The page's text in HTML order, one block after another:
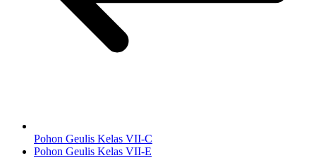
Pohon Geulis Kelas VII-C
Pohon Geulis Kelas VII-E